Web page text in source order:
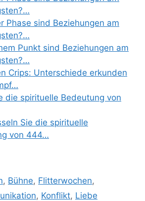
Phase sind Beziehungen am
Punkt sind Beziehungen am
Crips: Unterschiede erkunden
die spirituelle Bedeutung von
Sie die spirituelle
von 444…
, Bühne, Flitterwochen,
, Konflikt, Liebe